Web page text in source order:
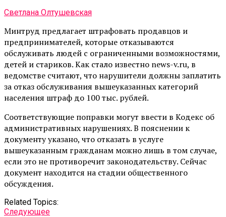
Светлана Олтушевская
Минтруд предлагает штрафовать продавцов и
предпринимателей, которые отказываются
обслуживать людей с ограниченными возможностями,
детей и стариков. Как стало известно news-v.ru, в
ведомстве считают, что нарушители должны заплатить
за отказ обслуживания вышеуказанных категорий
населения штраф до 100 тыс. рублей.
Соответствующие поправки могут ввести в Кодекс об
административных нарушениях. В пояснении к
документу указано, что отказать в услуге
вышеуказанным гражданам можно лишь в том случае,
если это не противоречит законодательству. Сейчас
документ находится на стадии общественного
обсуждения.
Related Topics:
Cледующее